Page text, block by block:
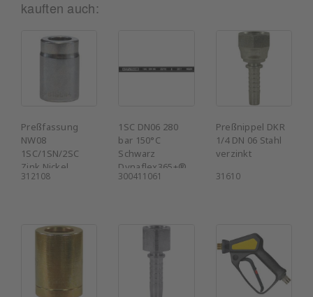
kauften auch:
Preßfassung
NW08
1SC/1SN/2SC
Zink Nickel
312108
1SC DN06 280
bar 150°C
Schwarz
Dynaflex365+®
300411061
Preßnippel DKR
1/4 DN 06 Stahl
verzinkt
31610